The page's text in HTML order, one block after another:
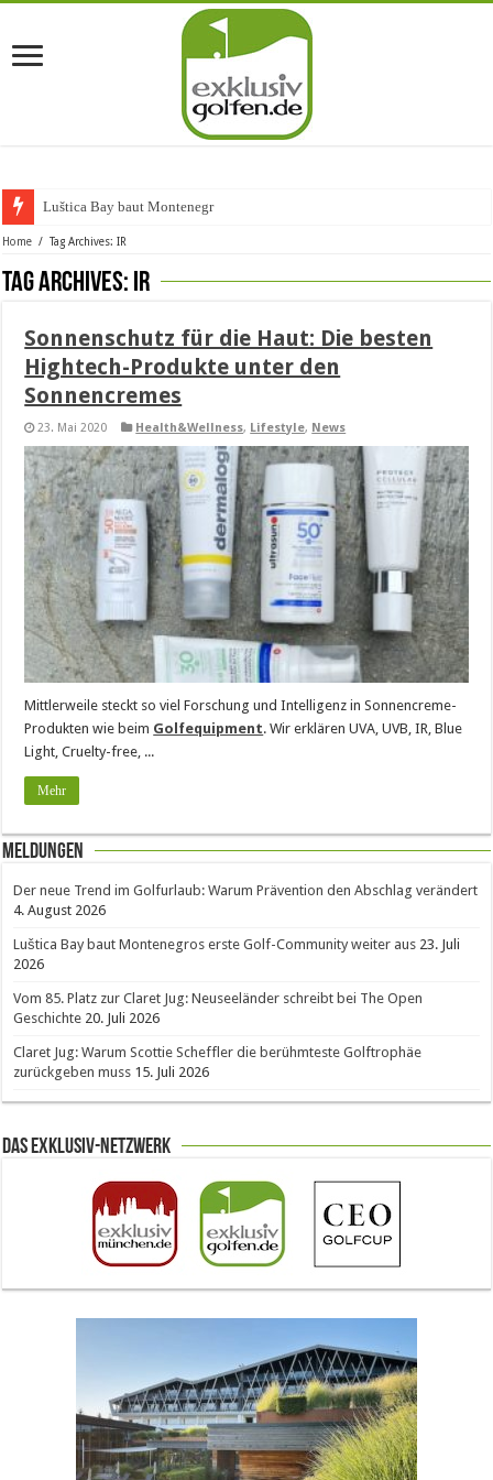
Luštica Bay baut Montenegros ers
Home / Tag Archives: IR
Tag Archives: IR
Sonnenschutz für die Haut: Die besten
Hightech-Produkte unter den
Sonnencremes
23. Mai 2020 Health&Wellness, Lifestyle, News
Mittlerweile steckt so viel Forschung und Intelligenz in Sonnencreme-
Produkten wie beim Golfequipment. Wir erklären UVA, UVB, IR, Blue
Light, Cruelty-free, ...
Mehr
Meldungen
Der neue Trend im Golfurlaub: Warum Prävention den Abschlag verändert
4. August 2026
Luštica Bay baut Montenegros erste Golf-Community weiter aus 23. Juli
2026
Vom 85. Platz zur Claret Jug: Neuseeländer schreibt bei The Open
Geschichte 20. Juli 2026
Claret Jug: Warum Scottie Scheffler die berühmteste Golftrophäe
zurückgeben muss 15. Juli 2026
Das Exklusiv-Netzwerk